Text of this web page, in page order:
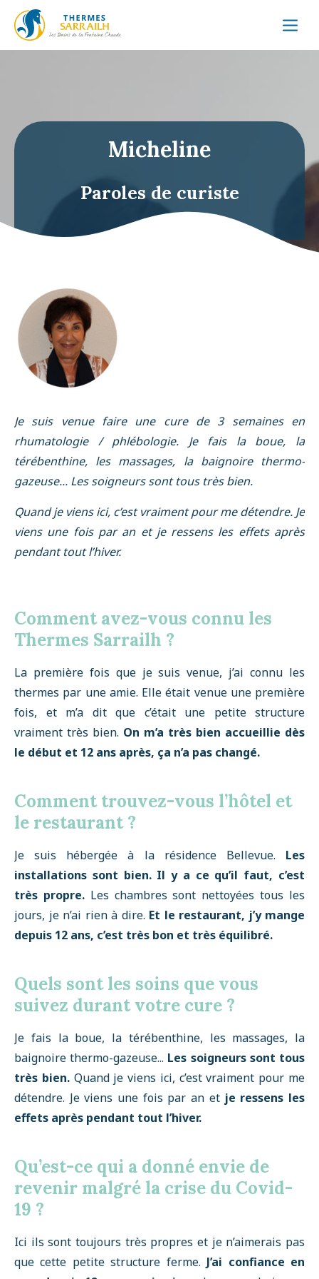
Micheline
Paroles de curiste
Je suis venue faire une cure de 3 semaines en
rhumatologie / phlébologie. Je fais la boue, la
térébenthine, les massages, la baignoire thermo-
gazeuse... Les soigneurs sont tous très bien.
Quand je viens ici, c’est vraiment pour me détendre. Je
viens une fois par an et je ressens les effets après
pendant tout l’hiver.
Comment avez-vous connu les
Thermes Sarrailh ?
La première fois que je suis venue, j’ai connu les
thermes par une amie. Elle était venue une première
fois, et m’a dit que c’était une petite structure
vraiment très bien. On m’a très bien accueillie dès
le début et 12 ans après, ça n’a pas changé.
Comment trouvez-vous l’hôtel et
le restaurant ?
Je suis hébergée à la résidence Bellevue. Les
installations sont bien. Il y a ce qu’il faut, c’est
très propre.Les chambres sont nettoyées tous les
jours, je n’ai rien à dire. Et le restaurant, j’y mange
depuis 12 ans, c’est très bon et très équilibré.
Quels sont les soins que vous
suivez durant votre cure ?
Je fais la boue, la térébenthine, les massages, la
baignoire thermo-gazeuse... Les soigneurs sont tous
très bien.Quand je viens ici, c’est vraiment pour me
détendre. Je viens une fois par an et je ressens les
effets après pendant tout l’hiver.
Qu’est-ce qui a donné envie de
revenir malgré la crise du Covid-
19 ?
Ici ils sont toujours très propres et je n’aimerais pas
que cette petite structure ferme. J’ai confiance en